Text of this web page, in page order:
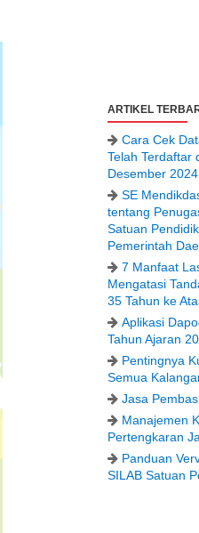
ARTIKEL
Cara Cek
Telah Terdaftar
Desember 2024
SE
tentang
Satuan
Pemerintah
7 Manfaat
Mengatasi
35 Tahun ke
Aplikasi
Tahun Ajaran
Pentingnya
Semua
Jasa
Manajemen
Pertengkaran
Panduan
SILAB Satuan